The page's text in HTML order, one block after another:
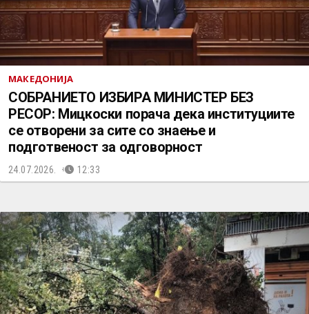
МАКЕДОНИЈА
СОБРАНИЕТО ИЗБИРА МИНИСТЕР БЕЗ
РЕСОР: Мицкоски порача дека институциите
се отворени за сите со знаење и
подготвеност за одговорност
24.07.2026. 12:33